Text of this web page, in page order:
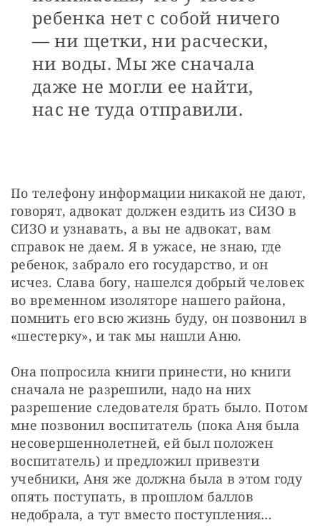
ребенка нет с собой ничего
— ни щетки, ни расчески,
ни воды. Мы же сначала
даже не могли ее найти,
нас не туда отправили.
По телефону информации никакой не дают,
говорят, адвокат должен ездить из СИЗО в
СИЗО и узнавать, а вы не адвокат, вам
справок не даем. Я в ужасе, не знаю, где
ребенок, забрало его государство, и он
исчез. Слава богу, нашелся добрый человек
во временном изоляторе нашего района,
помнить его всю жизнь буду, он позвонил в
«шестерку», и так мы нашли Аню.
Она попросила книги принести, но книги
сначала не разрешили, надо на них
разрешение следователя брать было. Потом
мне позвонил воспитатель (пока Аня была
несовершеннолетней, ей был положен
воспитатель) и предложил привезти
учебники, Аня же должна была в этом году
опять поступать, в прошлом баллов
недобрала, а тут вместо поступления…